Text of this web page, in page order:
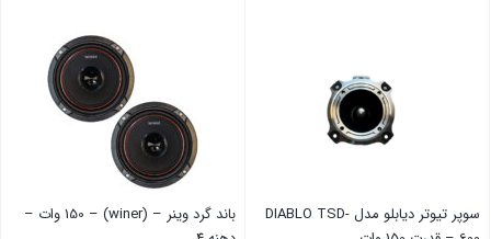
سوپر تیوتر دیابلو مدل DIABLO TSD-
باند گرد وینر – (winer) – 150 وات –